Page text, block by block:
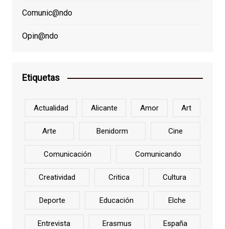
Comunic@ndo
Opin@ndo
Etiquetas
Actualidad Alicante Amor Art
Arte Benidorm Cine
Comunicación Comunicando
Creatividad Critica Cultura
Deporte Educación Elche
Entrevista Erasmus España